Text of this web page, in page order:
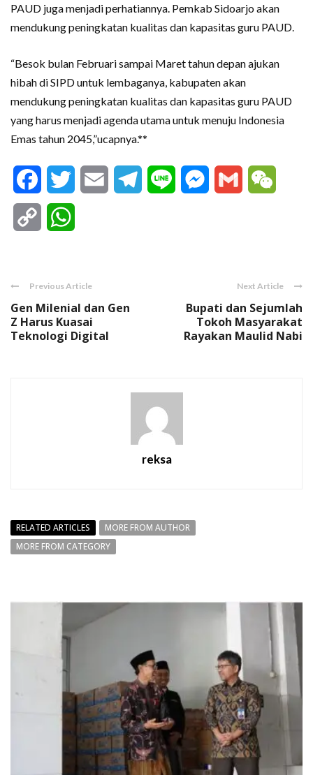
PAUD juga menjadi perhatiannya. Pemkab Sidoarjo akan
mendukung peningkatan kualitas dan kapasitas guru PAUD.
“Besok bulan Februari sampai Maret tahun depan ajukan
hibah di SIPD untuk lembaganya, kabupaten akan
mendukung peningkatan kualitas dan kapasitas guru PAUD
yang harus menjadi agenda utama untuk menuju Indonesia
Emas tahun 2045,”ucapnya.**
FacebookTwitter Email Telegram
Line Messenger
Gmail
Copy
Previous Article
Gen Milenial dan Gen
Z Harus Kuasai
Teknologi Digital
Next Article
Bupati dan Sejumlah
Tokoh Masyarakat
Rayakan Maulid Nabi
reksa
RELATED ARTICLES
MORE FROM AUTHOR
MORE FROM CATEGORY